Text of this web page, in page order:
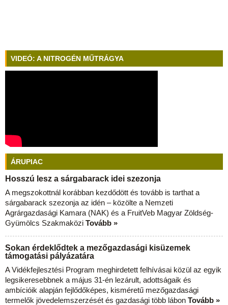
VIDEÓ: A NITROGÉN MŰTRÁGYA
ÁRUPIAC
Hosszú lesz a sárgabarack idei szezonja
A megszokottnál korábban kezdődött és tovább is tarthat a
sárgabarack szezonja az idén – közölte a Nemzeti
Agrárgazdasági Kamara (NAK) és a FruitVeb Magyar Zöldség-
Gyümölcs Szakmaközi Tovább »
Sokan érdeklődtek a mezőgazdasági kisüzemek
támogatási pályázatára
A Vidékfejlesztési Program meghirdetett felhívásai közül az egyik
legsikeresebbnek a május 31-én lezárult, adottságaik és
ambícióik alapján fejlődőképes, kisméretű mezőgazdasági
termelők jövedelemszerzését és gazdasági több lábon Tovább »